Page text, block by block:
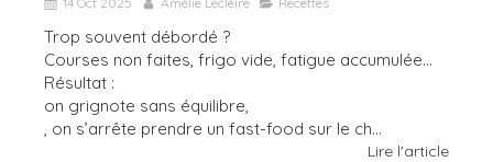
Trop souvent débordé ?
Courses non faites, frigo vide, fatigue accumulée…
Résultat :
on grignote sans équilibre,
, on s’arrête prendre un fast-food sur le ch...
Lire l'article